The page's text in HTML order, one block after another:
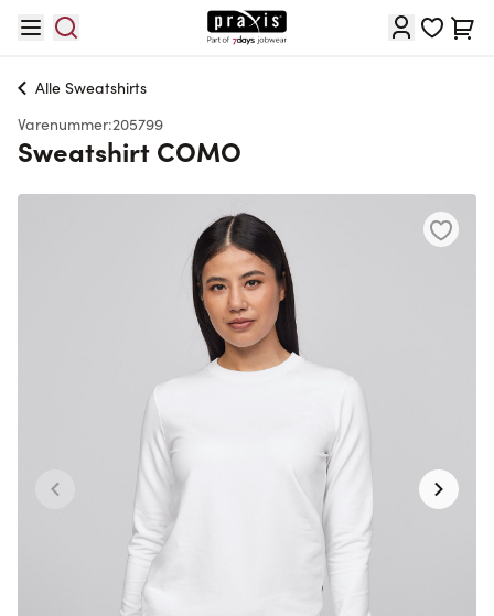
Cart
Alle Sweatshirts
Varenummer:205799
Sweatshirt COMO